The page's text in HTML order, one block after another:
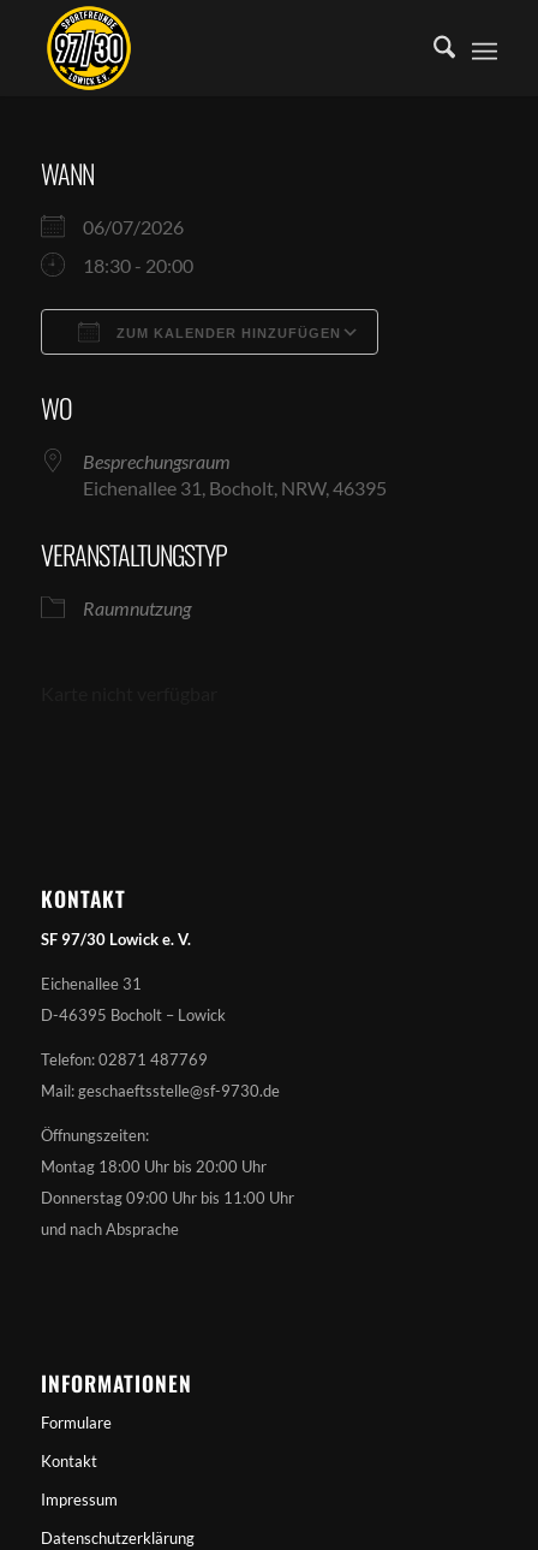
WANN
06/07/2026
18:30 - 20:00
ZUM KALENDER HINZUFÜGEN
WO
Besprechungsraum
Eichenallee 31, Bocholt, NRW, 46395
VERANSTALTUNGSTYP
Raumnutzung
KONTAKT
SF 97/30 Lowick e. V.
Eichenallee 31
D-46395 Bocholt – Lowick
Telefon: 02871 487769
Mail: geschaeftsstelle@sf-9730.de
Öffnungszeiten:
Montag 18:00 Uhr bis 20:00 Uhr
Donnerstag 09:00 Uhr bis 11:00 Uhr
und nach Absprache
INFORMATIONEN
Formulare
Kontakt
Impressum
Datenschutzerklärung